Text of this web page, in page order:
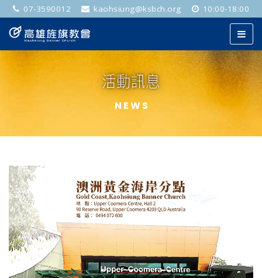
07-3590012 kaohsiung@ksbch.org 10:00-18:00
活動訊息
NEWS